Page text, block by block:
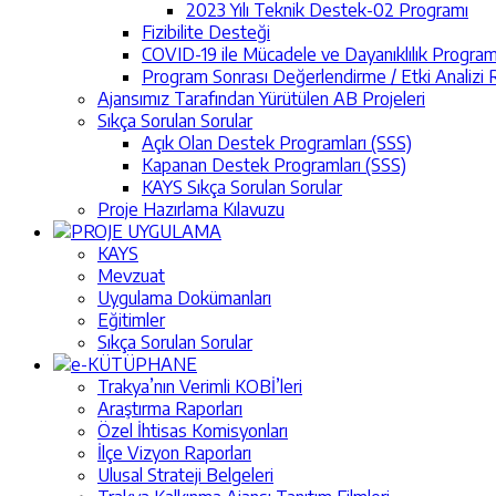
2023 Yılı Teknik Destek-02 Programı
Fizibilite Desteği
COVID-19 ile Mücadele ve Dayanıklılık
Program Sonrası Değerlendirme / Etki Analizi
Ajansımız Tarafından Yürütülen AB Projeleri
Sıkça Sorulan Sorular
Açık Olan Destek Programları (SSS)
Kapanan Destek Programları (SSS)
KAYS Sıkça Sorulan Sorular
Proje Hazırlama Kılavuzu
PROJE UYGULAMA
KAYS
Mevzuat
Uygulama Dokümanları
Eğitimler
Sıkça Sorulan Sorular
e-KÜTÜPHANE
Trakya’nın Verimli KOBİ’leri
Araştırma Raporları
Özel İhtisas Komisyonları
İlçe Vizyon Raporları
Ulusal Strateji Belgeleri